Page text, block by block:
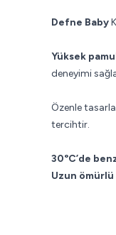
Defne Baby
Yüksek
deneyimi
Özenle
tercihtir.
30°C’de
Uzun